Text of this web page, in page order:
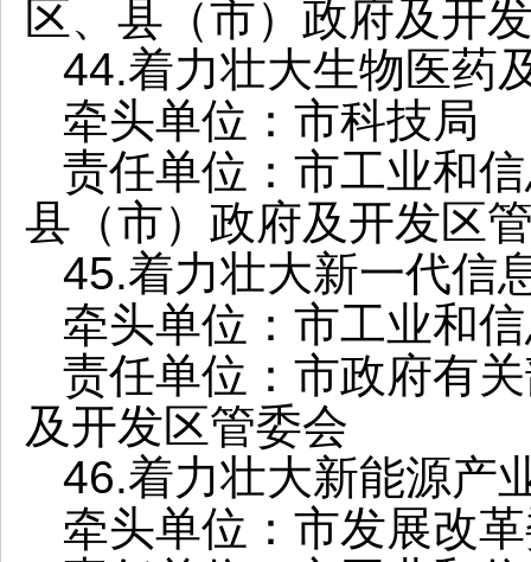
区、县（市）政府及开
44.着力壮大生物医药
牵头单位：市科技局
责任单位：市工业和
县（市）政府及开发区
45.着力壮大新一代信
牵头单位：市工业和
责任单位：市政府有
及开发区管委会
46.着力壮大新能源产
牵头单位：市发展改